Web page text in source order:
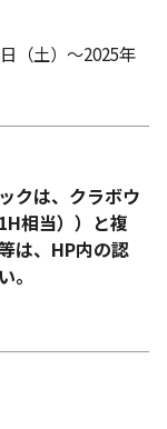
（土）～2025年
クは、クラボウ
相当））と複
は、HP内の認